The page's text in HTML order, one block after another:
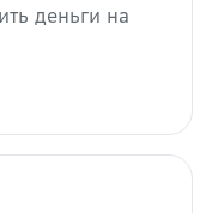
деньги на